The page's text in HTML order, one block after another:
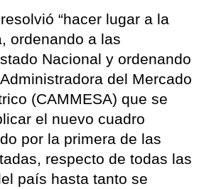
“hacer lugar a la
ordenando a las
Nacional y ordenando
del Mercado
(CAMMESA) que se
el nuevo cuadro
por la primera de las
respecto de todas las
país hasta tanto se